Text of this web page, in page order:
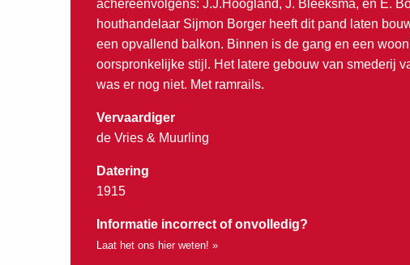
achereenvolgens: J.J.Hoogland, J. Bleeksma, en E.
houthandelaar Sijmon Borger heeft dit pand laten
een opvallend balkon. Binnen is de gang en een
oorspronkelijke stijl. Het latere gebouw van smederij
was er nog niet. Met ramrails.
Vervaardiger
de Vries & Muurling
Datering
1915
Informatie incorrect of onvolledig?
Laat het ons hier weten! »